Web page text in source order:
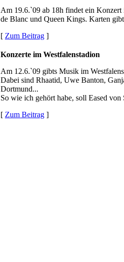
Am 19.6.`09 ab 18h findet ein
de Blanc und Queen Kings. Karten
[ Zum Beitrag ]
Konzerte im Westfalenstadion
Am 12.6.`09 gibts Musik im
Dabei sind Rhaatid, Uwe Banton,
Dortmund...
So wie ich gehört habe, soll Eased
[ Zum Beitrag ]